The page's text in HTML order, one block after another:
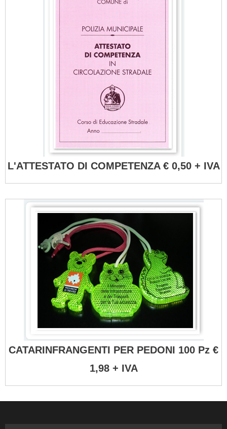
L'ATTESTATO DI COMPETENZA € 0,50 + IVA
CATARINFRANGENTI PER PEDONI 100 Pz €
1,98 + IVA